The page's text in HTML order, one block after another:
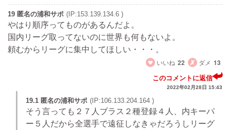
19 匿名の浦和サポ (IP:153.139.134.6 )
やはり順序ってものがあるんだよ。
国内リーグ取ってないのに世界も何もないよ。
頼むからリーグに集中してほしい・・・。
いいね 22 ダメ 13
このコメントに返信
2022年02月28日 15:43
19.1 匿名の浦和サポ (IP:106.133.204.164 )
そう言っても２７人ブラス２種登録４人、内キーパ
ー５人だから全選手で遠征しなきゃだろうしリーグ